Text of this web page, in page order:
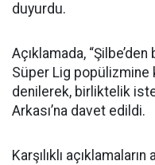
duyurdu.
Açıklamada,
Süper Lig popülizmine
denilerek, birliktelik
Arkası’na davet edildi.
Karşılıklı